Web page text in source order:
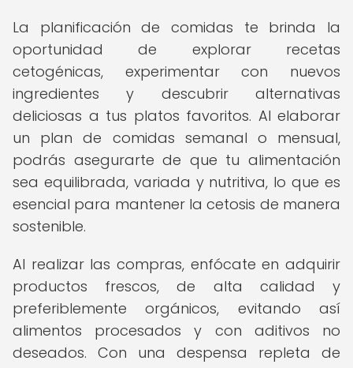
La planificación de comidas te brinda la
oportunidad de explorar recetas
cetogénicas, experimentar con nuevos
ingredientes y descubrir alternativas
deliciosas a tus platos favoritos. Al elaborar
un plan de comidas semanal o mensual,
podrás asegurarte de que tu alimentación
sea equilibrada, variada y nutritiva, lo que es
esencial para mantener la cetosis de manera
sostenible.
Al realizar las compras, enfócate en adquirir
productos frescos, de alta calidad y
preferiblemente orgánicos, evitando así
alimentos procesados y con aditivos no
deseados. Con una despensa repleta de